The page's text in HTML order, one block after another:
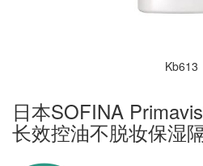
Kb613
日本SOFINA
长效控油不脱妆保湿